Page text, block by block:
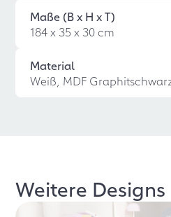
Maße (B x H x T)
184 x 35 x 30 cm
Material
Weiß, MDF
Weitere Designs